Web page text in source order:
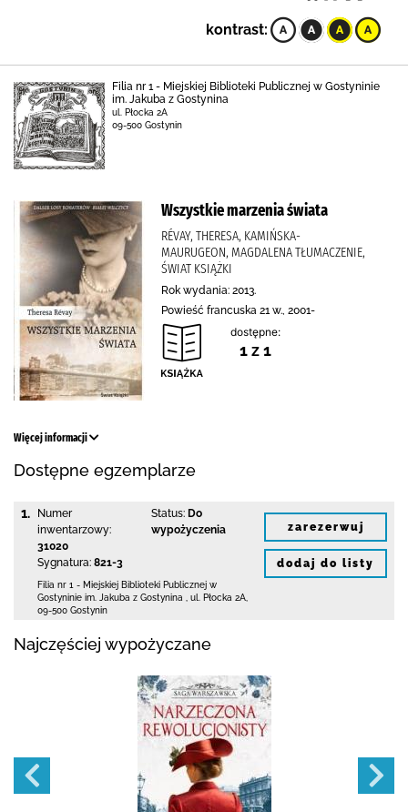
kontrast:
Filia nr 1 - Miejskiej Biblioteki Publicznej w Gostyninie
im. Jakuba z Gostynina
ul. Płocka 2A
09-500 Gostynin
Wszystkie marzenia świata
RÉVAY, THERESA, KAMIŃSKA-
MAURUGEON, MAGDALENA TŁUMACZENIE,
ŚWIAT KSIĄŻKI
Rok wydania: 2013.
Powieść francuska 21 w., 2001-
dostępne:
1 z 1
Więcej informacji
Dostępne egzemplarze
1.
Numer
inwentarzowy:
31020
Sygnatura: 821-3
Status: Do
wypożyczenia
Filia nr 1 - Miejskiej Biblioteki Publicznej w
Gostyninie im. Jakuba z Gostynina
ul. Płocka 2A
09-500 Gostynin
zarezerwuj
dodaj do listy
Najczęściej wypożyczane